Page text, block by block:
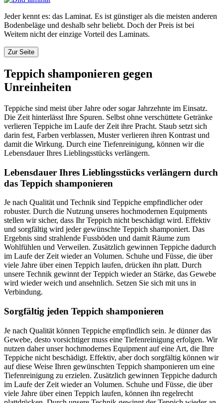
Jeder kennt es: das Laminat. Es ist günstiger als die meisten anderen
Bodenbeläge und deshalb sehr beliebt. Doch der Preis ist bei
Weitem nicht der einzige Vorteil des Laminats.
Zur Seite
Teppich shamponieren gegen
Unreinheiten
Teppiche sind meist über Jahre oder sogar Jahrzehnte im Einsatz.
Die Zeit hinterlässt Ihre Spuren. Selbst ohne verschüttete Getränke
verlieren Teppiche im Laufe der Zeit ihre Pracht. Staub setzt sich
darin fest, Farben verblassen, Muster verlieren ihren Kontrast und
damit die Wirkung. Durch eine Tiefenreinigung, können wir die
Lebensdauer Ihres Lieblingsstücks verlängern.
Lebensdauer Ihres Lieblingsstücks verlängern durch
das Teppich shamponieren
Je nach Qualität und Technik sind Teppiche empfindlicher oder
robuster. Durch die Nutzung unseres hochmodernen Equipments
stellen wir sicher, dass Ihr Teppich nicht beschädigt wird. Effektiv
und sorgfältig wird jeder gewünschte Teppich shamponiert. Das
Ergebnis sind strahlende Fussböden und damit Räume zum
Wohlfühlen und Verweilen. Zusätzlich gewinnen Teppiche dadurch
im Laufe der Zeit wieder an Volumen. Schuhe und Füsse, die über
viele Jahre über einen Teppich laufen, drücken ihn platt. Durch
unsere Technik gewinnt der Teppich wieder an Stärke, das Gewebe
wird wieder weich und ansehnlich. Setzen Sie sich mit uns in
Verbindung.
Sorgfältig jeden Teppich shamponieren
Je nach Qualität können Teppiche empfindlich sein. Je dünner das
Gewebe, desto vorsichtiger muss eine Tiefenreinigung erfolgen. Wir
nutzen daher unser hochmodernes Equipment auf eine Art, die Ihre
Teppiche nicht beschädigt. Effektiv, aber doch sorgfältig können wir
auf diese Weise Ihren gewünschten Teppich shamponieren um eine
Tiefenreinigung zu erzielen. Zusätzlich gewinnen Teppiche dadurch
im Laufe der Zeit wieder an Volumen. Schuhe und Füsse, die über
viele Jahre über einen Teppich laufen, können ihn regelrecht